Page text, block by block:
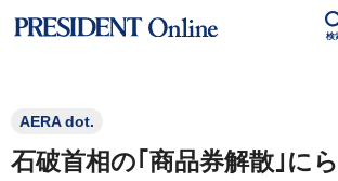
検
AERA dot.
石破首相の｢商品券解散｣に